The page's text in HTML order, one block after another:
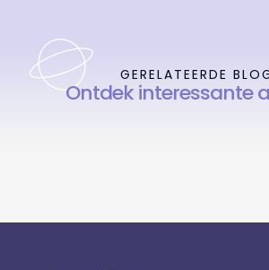
GERELATEERDE
Ontdek interessante